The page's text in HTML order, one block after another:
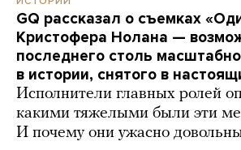
GQ рассказал о съемках
Кристофера Нолана —
последнего столь
в истории, снятого в
Исполнители главных ролей
какими тяжелыми были эти
И почему они ужасно